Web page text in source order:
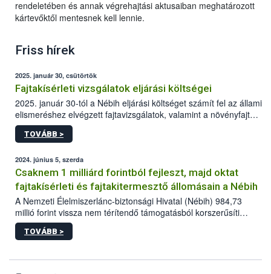
rendeletében és annak végrehajtási aktusaiban meghatározott
kártevőktől mentesnek kell lennie.
Friss hírek
2025. január 30, csütörtök
Fajtakísérleti vizsgálatok eljárási költségei
2025. január 30-tól a Nébih eljárási költséget számít fel az állami
elismeréshez elvégzett fajtavizsgálatok, valamint a növényfajta
oltalomra bejelentett fajtakísérleti vizsgálatok során.
TOVÁBB >
2024. június 5, szerda
Csaknem 1 milliárd forintból fejleszt, majd oktat
fajtakísérleti és fajtakitermesztő állomásain a Nébih
A Nemzeti Élelmiszerlánc-biztonsági Hivatal (Nébih) 984,73
millió forint vissza nem térítendő támogatásból korszerűsíti
fajtakísérleti és fajtakitermesztő állomásainak infrastruktúráját
Monorierdőn, Pölöskén, Székkutason és Tordason. A hatóság
és meteorológiai állomások beszerzésére fordítja a támogatás
TOVÁBB >